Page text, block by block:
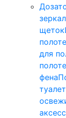
щеток
для
фена